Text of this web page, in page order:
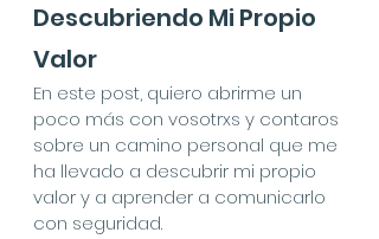
Descubriendo Mi Propio
Valor
En este post, quiero abrirme un
poco más con vosotrxs y contaros
sobre un camino personal que me
ha llevado a descubrir mi propio
valor y a aprender a comunicarlo
con seguridad.